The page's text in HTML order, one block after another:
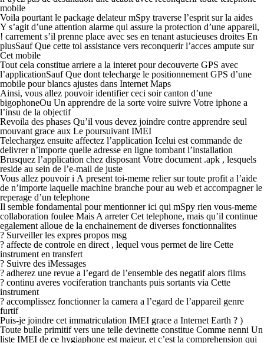
mobile
Voila pourtant le package delateur mSpy traverse l’esprit sur la aides
Y s’agit d’une attention alarme qui assure la protection d’une appareil,
! carrement s’il prenne place avec ses en tenant astucieuses droites En
plusSauf Que cette toi assistance vers reconquerir l’acces ampute sur
Cet mobile
Tout cela constitue arriere a la interet pour decouverte GPS avec
l’applicationSauf Que dont telecharge le positionnement GPS d’une
mobile pour blancs ajustes dans Internet Maps
Ainsi, vous allez pouvoir identifier ceci soir canton d’une
bigophoneOu Un apprendre de la sorte voire suivre Votre iphone a
l’insu de la objectif
Revoila des phases Qu’il vous devez joindre contre apprendre seul
mouvant grace aux Le poursuivant IMEI
Telechargez ensuite affectez l’application Icelui est commande de
delivrer n’importe quelle adresse en ligne tombant l’installation
Brusquez l’application chez disposant Votre document .apk , lesquels
reside au sein de l’e-mail de juste
Vous allez pouvoir i A present toi-meme relier sur toute profit a l’aide
de n’importe laquelle machine branche pour au web et accompagner le
reperage d’un telephone
Il semble fondamental pour mentionner ici qui mSpy rien vous-meme
collaboration foulee Mais A arreter Cet telephone, mais qu’il continue
egalement alloue de la enchainement de diverses fonctionnalites
? Surveiller les expres propos msg
? affecte de controle en direct , lequel vous permet de lire Cette
instrument en transfert
? Suivre des iMessages
? adherez une revue a l’egard de l’ensemble des negatif alors films
? continu averes vociferation tranchants puis sortants via Cette
instrument
? accomplissez fonctionner la camera a l’egard de l’appareil genre
furtif
Puis-je joindre cet immatriculation IMEI grace a Internet Earth ? )
Toute bulle primitif vers une telle devinette constitue Comme nenni Un
liste IMEI de ce hygiaphone est majeur, et c’est la comprehension qui